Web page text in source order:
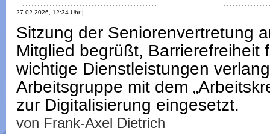
27.02.2026, 12:34 Uhr |
Sitzung der Seniorenvertretung
Mitglied begrüßt, Barrierefreiheit
wichtige Dienstleistungen
Arbeitsgruppe mit dem
zur Digitalisierung eingesetzt.
von Frank-Axel Dietrich